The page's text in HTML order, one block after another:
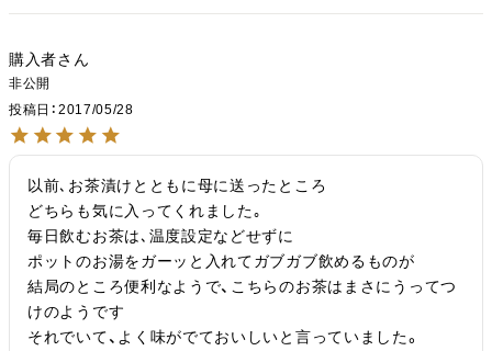
購入者
非公開
投稿日
2017/05/28
以前､お茶漬けとともに母に送ったところ
どちらも気に入ってくれました｡
毎日飲むお茶は､温度設定などせずに
ポットのお湯をガーッと入れてガブガブ飲めるものが
結局のところ便利なようで、こちらのお茶はまさにうってつ
けのようです
それでいて、よく味がでておいしいと言っていました。